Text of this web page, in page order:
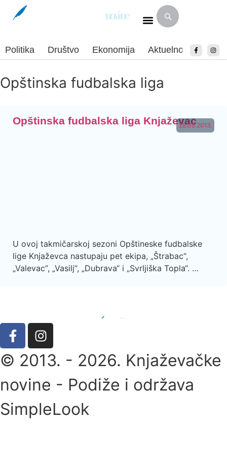
Politika Društvo Ekonomija Aktuelnosti Sport
Opštinska fudbalska liga
28.09.2013.
Opštinska fudbalska liga Knjaževac
U ovoj takmičarskoj sezoni Opštineske fudbalske
lige Knjaževca nastupaju pet ekipa, „Štrabac“,
„Valevac“, „Vasilj“, „Dubrava“ i „Svrljiška Topla“. …
© 2013. - 2026. Knjaževačke
novine - Podiže i održava
SimpleLook